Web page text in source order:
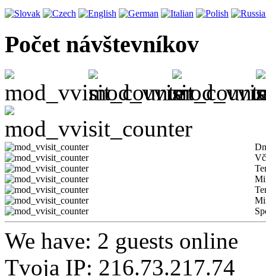
Počet návštevníkov
We have: 2 guests online
Tvoja IP: 216.73.217.74